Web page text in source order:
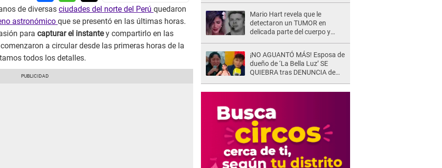
de diversas ciudades del norte del Perú quedaron
astronómico que se presentó en las últimas horas.
para capturar el instantey compartirlo en las
a circular desde las primeras horas de la
todos los detalles.
Mario Hart revela que le
detectaron un TUMOR en
delicada parte del cuerpo y
muy fuertes..."
¡NO AGUANTÓ MÁS! Esposa de
dueño de ‘La Bella Luz’ SE
QUIEBRA tras DENUNCIA de